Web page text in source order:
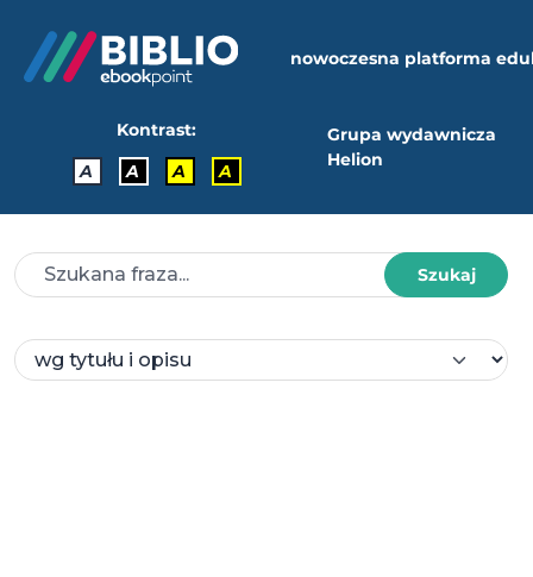
nowoczesna platforma
Kontrast:
A
A A A
Grupa wydawnicza
Helion
Szukaj